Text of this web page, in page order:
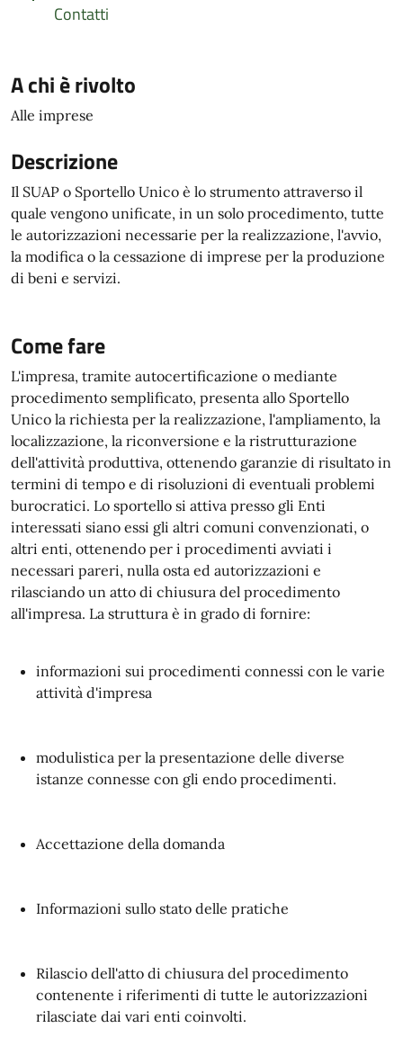
Contatti
A chi è rivolto
Alle imprese
Descrizione
Il SUAP o Sportello Unico è lo strumento attraverso il
quale vengono unificate, in un solo procedimento, tutte
le autorizzazioni necessarie per la realizzazione, l'avvio,
la modifica o la cessazione di imprese per la produzione
di beni e servizi.
Come fare
L'impresa, tramite autocertificazione o mediante
procedimento semplificato, presenta allo Sportello
Unico la richiesta per la realizzazione, l'ampliamento, la
localizzazione, la riconversione e la ristrutturazione
dell'attività produttiva, ottenendo garanzie di risultato in
termini di tempo e di risoluzioni di eventuali problemi
burocratici. Lo sportello si attiva presso gli Enti
interessati siano essi gli altri comuni convenzionati, o
altri enti, ottenendo per i procedimenti avviati i
necessari pareri, nulla osta ed autorizzazioni e
rilasciando un atto di chiusura del procedimento
all'impresa. La struttura è in grado di fornire:
informazioni sui procedimenti connessi con le varie
attività d'impresa
modulistica per la presentazione delle diverse
istanze connesse con gli endo procedimenti.
Accettazione della domanda
Informazioni sullo stato delle pratiche
Rilascio dell'atto di chiusura del procedimento
contenente i riferimenti di tutte le autorizzazioni
rilasciate dai vari enti coinvolti.